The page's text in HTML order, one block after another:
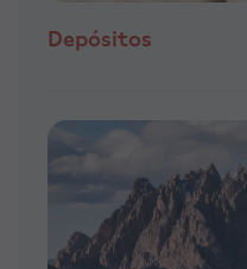
Depósitos